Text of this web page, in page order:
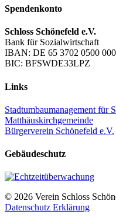
Spendenkonto
Schloss Schönefeld e.V.
Bank für Sozialwirtschaft
IBAN: DE 65 3702 0500
BIC: BFSWDE33LPZ
Links
Stadtumbaumanagement für
Matthäuskirchgemeinde
Bürgerverein Schönefeld e.V.
Gebäudeschutz
© 2026 Verein Schloss
Datenschutz Erklärung